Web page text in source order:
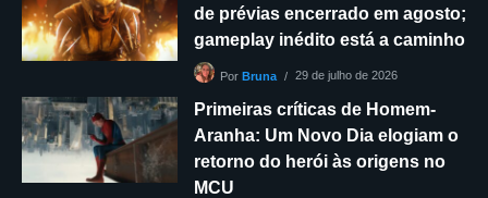
de prévias encerrado em agosto;
gameplay inédito está a caminho
Por Bruna 29 de julho de 2026
Primeiras críticas de Homem-
Aranha: Um Novo Dia elogiam o
retorno do herói às origens no
MCU